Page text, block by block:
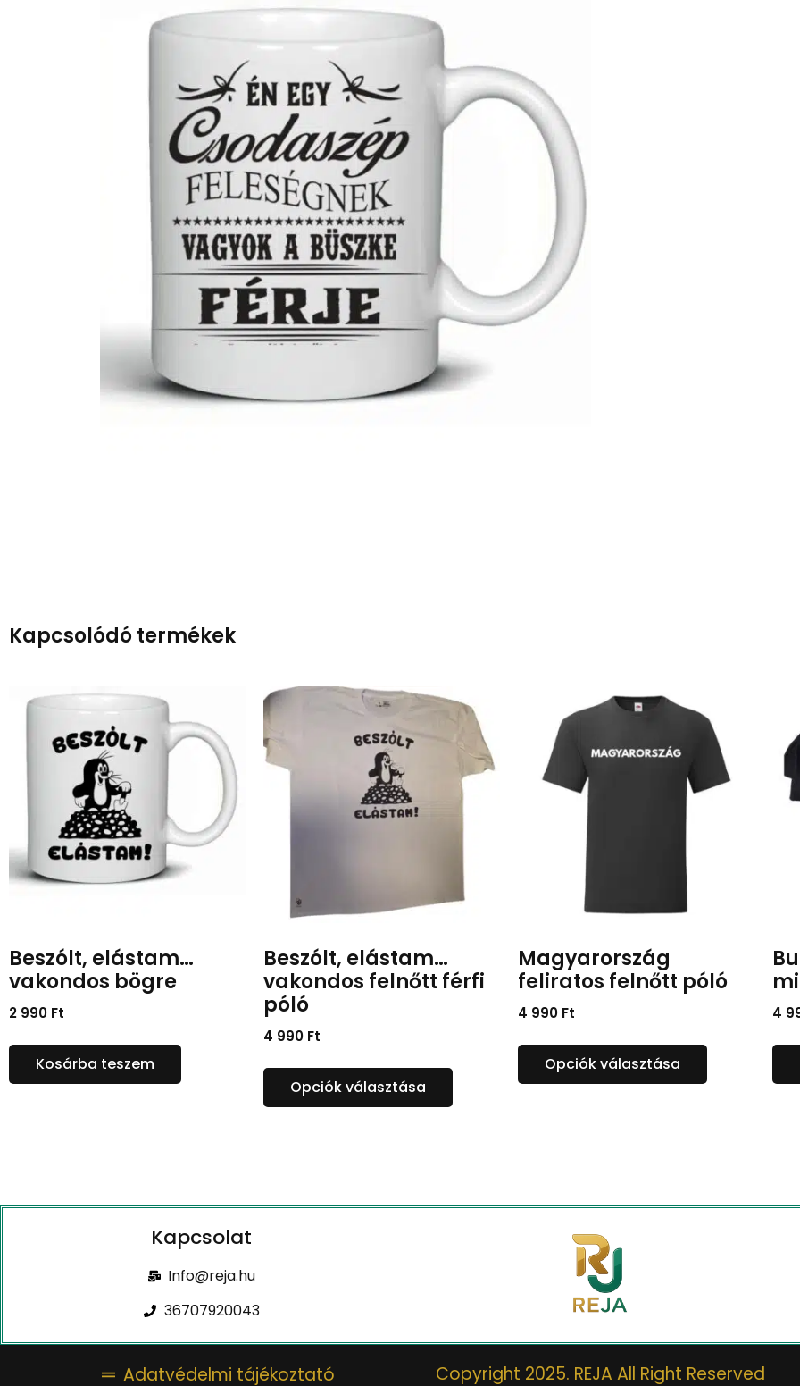
Kapcsolódó termékek
Beszólt, elástam…
vakondos bögre
2 990 Ft
Kosárba teszem
Beszólt, elástam…
vakondos felnőtt férfi
póló
4 990 Ft
Opciók választása
Magyarország
feliratos felnőtt póló
4 990 Ft
Opciók választása
4
Kapcsolat
Info@reja.hu
36707920043
Adatvédelmi tájékoztató Copyright 2025. REJA All Right Reserved